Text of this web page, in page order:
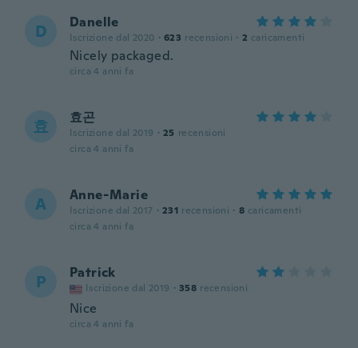
D Danelle
Iscrizione dal 2020 · 623 recensioni · 2 caricamenti
Nicely packaged.
circa 4 anni fa
효 효곤
Iscrizione dal 2019 · 25 recensioni
circa 4 anni fa
A Anne-Marie
Iscrizione dal 2017 · 231 recensioni · 8 caricamenti
circa 4 anni fa
P Patrick
Iscrizione dal 2019 · 358 recensioni
Nice
circa 4 anni fa